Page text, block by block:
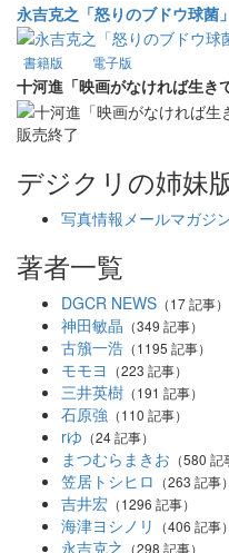
永吉克之「怒りのブドウ球菌」
書籍版 電子版
十河進「映画がなければ生き
販売終了
デジクリの姉妹
写真情報メールマガジ
著者一覧
DGCR NEWS （17 記事）
神田敏晶 （349 記事）
古籏一浩 （1195 記事）
モモヨ （223 記事）
三井英樹 （191 記事）
石原強 （110 記事）
rゆ （24 記事）
まつむらまきお （580 記
笠居トシヒロ （263 記事）
吉井宏 （1296 記事）
海津ヨシノリ （406 記事）
永吉克之 （298 記事）